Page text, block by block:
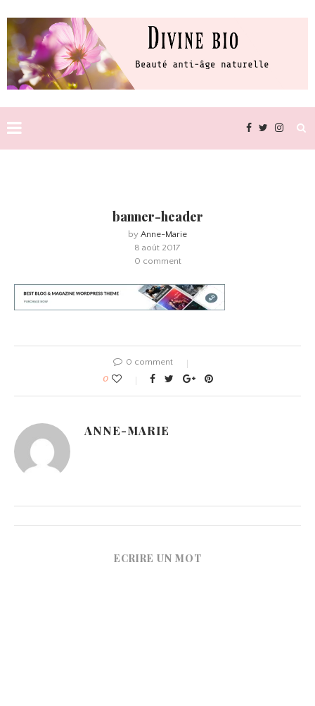
banner-header
by Anne-Marie
8 août 2017
0 comment
0 comment
0
ANNE-MARIE
ECRIRE UN MOT